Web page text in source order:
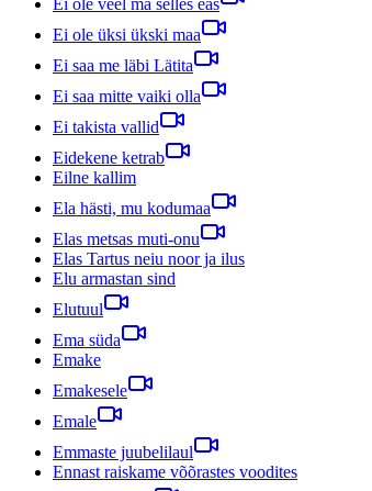
Ei ole üksi ükski maa
Ei saa me läbi Lätita
Ei saa mitte vaiki olla
Ei takista vallid
Eidekene ketrab
Eilne kallim
Ela hästi, mu kodumaa
Elas metsas muti-onu
Elas Tartus neiu noor ja ilus
Elu armastan sind
Elutuul
Ema süda
Emake
Emakesele
Emale
Emmaste juubelilaul
Ennast raiskame võõrastes voodites